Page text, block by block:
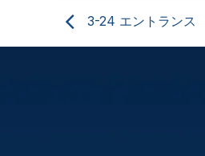
3-24 エントランス